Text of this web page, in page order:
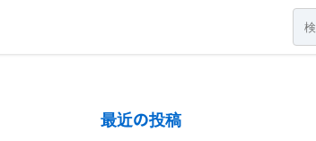
最近の投稿